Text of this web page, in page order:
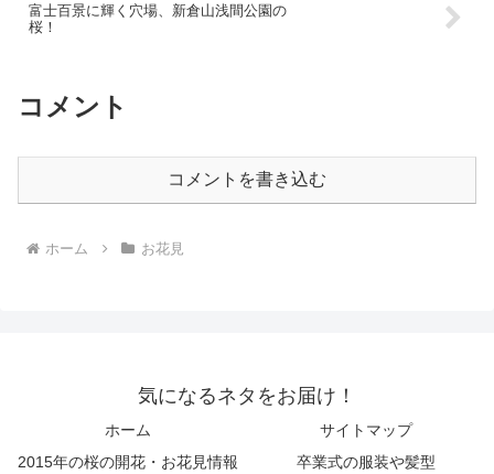
富士百景に輝く穴場、新倉山浅間公園の
桜！
コメント
コメントを書き込む
ホーム お花見
気になるネタをお届け！
ホーム
サイトマップ
2015年の桜の開花・お花見情報
卒業式の服装や髪型